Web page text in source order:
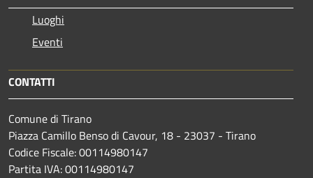
Luoghi
Eventi
CONTATTI
Comune di Tirano
Piazza Camillo Benso di Cavour, 18 - 23037 - Tirano
Codice Fiscale: 00114980147
Partita IVA: 00114980147